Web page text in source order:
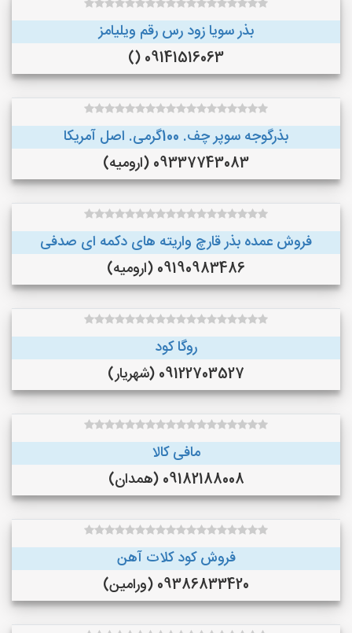
بذر سویا زود رس رقم ویلیامز
09141516063 ()
بذرگوجه‌ سوپر چف. 100گرمی. اصل آمریکا
09337743083 (ارومیه)
فروش عمده بذر قارچ واریته های دکمه ای صدفی
09190983486 (ارومیه)
روگا کود
09122703527 (شهریار)
مافی کالا
09182188008 (همدان)
فروش کود کلات آهن
09386833420 (ورامین)